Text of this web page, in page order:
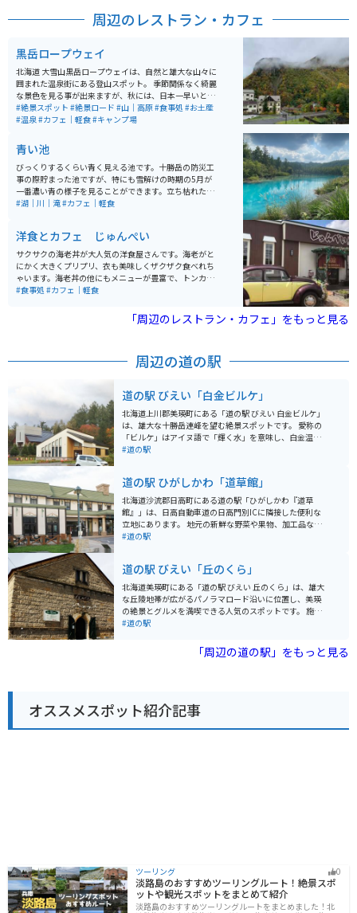
周辺のレストラン・カフェ
黒岳ロープウェイ
北海道 大雪山黒岳ロープウェイは、自然と雄大な山々に
囲まれた温泉街にある登山スポット。 季節関係なく綺麗
な景色を見る事が出来ますが、秋には、日本一早いと言
われる、紅葉の絶景スポットです。10月から11月にかけ
て最高の景色を見ることができるのでシーズン中は登山
めるので、普段のストレス生活のリフレッシュに最高の
スポットです。
#絶景スポット #絶景ロード #山｜高原#食事処 #お土産
#温泉#カフェ｜軽食#キャンプ場
青い池
びっくりするくらい青く見える池です。十勝岳の防災工
事の際貯まった池ですが、特にも雪解けの時期の5月が
一番濃い青の様子を見ることができます。立ち枯れたカ
ラマツと池のコントラストが美しい眺めです。冬は池は
#湖｜川｜滝#カフェ｜軽食
洋食とカフェ じゅんぺい
サクサクの海老丼が大人気の洋食屋さんです。海老がと
にかく大きくプリプリ、衣も美味しくザクザク食べれち
ゃいます。海老丼の他にもメニューが豊富で、トンカ
ツ、チキンカツ、ミックス定食などガッツリ食べたい物
おにぎり）も美味しいので、旅のお供に買いたくなりま
す。デザートも豊富、サッパリと食事を済ませたい方は
#食事処 #カフェ｜軽食
「周辺のレストラン・カフェ」をもっと見る
周辺の道の駅
道の駅 びえい「白金ビルケ」
北海道上川郡美瑛町にある「道の駅 びえい 白金ビルケ」
は、雄大な十勝岳連峰を望む絶景スポットです。 愛称の
「ビルケ」はアイヌ語で「輝く水」を意味し、白金温泉
街の入り口に位置しています。 施設内には、美瑛産の新
できます。 また、美瑛町の観光情報コーナーでは、近隣
の観光スポット情報も入手できます。 雄大な自然を満喫
できる展望台もあり、ドライブの休憩だけでなく、観光
拠点としても最適です。 バイクで訪れる場合は、駐車場
も広く停めやすいので安心です。 十勝岳連峰の絶景を眺
ひ立ち寄りたいスポットです。
#道の駅
道の駅 ひがしかわ「道草館」
北海道沙流郡日高町にある道の駅「ひがしかわ『道草
館』」は、日高自動車道の日高門別ICに隣接した便利な
立地にあります。 地元の新鮮な野菜や果物、加工品など
を販売する直売所は、旅の思い出やお土産探しに最適で
す。 軽食コーナーでは、地元産の食材を使った料理や軽
食を楽しむことができます。 日高昆布ラーメンやジンギ
スカン丼など、北海道の味覚を堪能しましょう。 バイク
で訪れる際には、広々とした駐車場があるので安心で
す。 道の駅からは、広大な牧場風景や日高山脈の雄大な
#道の駅
道の駅 びえい「丘のくら」
北海道美瑛町にある「道の駅 びえい 丘のくら」は、雄大
な丘陵地帯が広がるパノラマロード沿いに位置し、美瑛
の絶景とグルメを満喫できる人気のスポットです。 施設
内には、地元産の新鮮野菜や果物、加工品などを販売す
ムやスイーツが人気の「軽食コーナー」、美瑛の雄大な
景色を一望できる「展望台」などがあります。 バイクで
景が広がり、「パッチワークの路」「ケンとメリーの
木」「セブンスターの木」など、写真スポットとしても
人気です。道の駅 びえい 丘のくらは、これらの観光スポ
#道の駅
「周辺の道の駅」をもっと見る
オススメスポット紹介記事
ツーリング 0
淡路島のおすすめツーリングルート！絶景スポ
ットや観光スポットをまとめて紹介
淡路島のおすすめツーリングルートをまとめました！北